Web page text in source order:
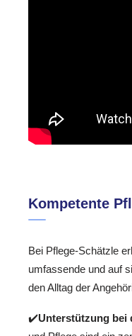
Kompetente
Bei Pflege-Schätzle
umfassende und auf
den Alltag der
✔️Unterstützung bei